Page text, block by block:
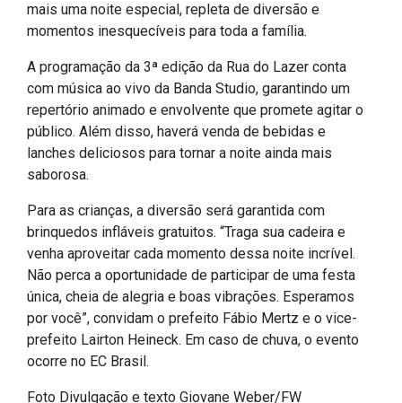
IPTU 2026
Ouvidoria
Portal do Cidadão
Portal do Servidor
Publicações
Diário Oficial (Novo)
Diário Oficial (Até 30/04)
Recursos Humanos
Processo Seletivo
mais uma noite especial, repleta de diversão e
momentos inesquecíveis para toda a família.
A programação da 3ª edição da Rua do Lazer conta
com música ao vivo da Banda Studio, garantindo um
repertório animado e envolvente que promete agitar o
público. Além disso, haverá venda de bebidas e
lanches deliciosos para tornar a noite ainda mais
saborosa.
Para as crianças, a diversão será garantida com
brinquedos infláveis gratuitos. “Traga sua cadeira e
venha aproveitar cada momento dessa noite incrível.
Não perca a oportunidade de participar de uma festa
única, cheia de alegria e boas vibrações. Esperamos
por você”, convidam o prefeito Fábio Mertz e o vice-
prefeito Lairton Heineck. Em caso de chuva, o evento
ocorre no EC Brasil.
Foto Divulgação e texto Giovane Weber/FW